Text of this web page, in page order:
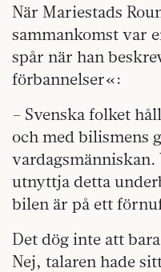
När Mariestads
sammankomst var
spår när han
förbannelser«:
– Svenska folket
och med bilismens
vardagsmänniskan.
utnyttja detta
bilen är på ett
Det dög inte att
Nej, talaren hade